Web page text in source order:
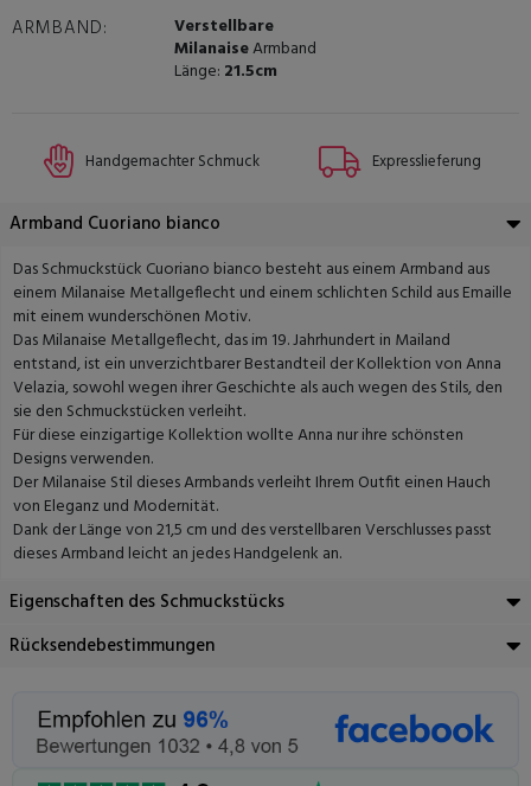
ARMBAND:
Verstellbare
MilanaiseArmband
Länge: 21.5cm
Handgemachter Schmuck Expresslieferung
Armband Cuoriano bianco
Das Schmuckstück Cuoriano bianco besteht aus einem Armband aus
einem Milanaise Metallgeflecht und einem schlichten Schild aus Emaille
mit einem wunderschönen Motiv.
Das Milanaise Metallgeflecht, das im 19. Jahrhundert in Mailand
entstand, ist ein unverzichtbarer Bestandteil der Kollektion von Anna
Velazia, sowohl wegen ihrer Geschichte als auch wegen des Stils, den
sie den Schmuckstücken verleiht.
Für diese einzigartige Kollektion wollte Anna nur ihre schönsten
Designs verwenden.
Der Milanaise Stil dieses Armbands verleiht Ihrem Outfit einen Hauch
von Eleganz und Modernität.
Dank der Länge von 21,5 cm und des verstellbaren Verschlusses passt
dieses Armband leicht an jedes Handgelenk an.
Eigenschaften des Schmuckstücks
Rücksendebestimmungen